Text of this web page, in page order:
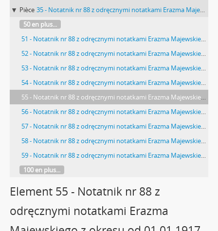
Pièce 35 - Notatnik nr 88 z odręcznymi notatkami Erazma Majewskiego z okresu od 01.01.1917 r. do 25.07.1917 r.
50 en plus...
51 - Notatnik nr 88 z odręcznymi notatkami Erazma Majewskiego z okresu od 01.01.1917 r. do 25.07.1917 r. - strona
52 - Notatnik nr 88 z odręcznymi notatkami Erazma Majewskiego z okresu od 01.01.1917 r. do 25.07.1917 r. - strona
53 - Notatnik nr 88 z odręcznymi notatkami Erazma Majewskiego z okresu od 01.01.1917 r. do 25.07.1917 r. - strona
54 - Notatnik nr 88 z odręcznymi notatkami Erazma Majewskiego z okresu od 01.01.1917 r. do 25.07.1917 r. - strona
55 - Notatnik nr 88 z odręcznymi notatkami Erazma Majewskiego z okresu od 01.01.1917 r. do 25.07.1917 r. - strona
56 - Notatnik nr 88 z odręcznymi notatkami Erazma Majewskiego z okresu od 01.01.1917 r. do 25.07.1917 r. - strona z wklejonym wycinkiem prasowym: "We środe wieczorem […]"
57 - Notatnik nr 88 z odręcznymi notatkami Erazma Majewskiego z okresu od 01.01.1917 r. do 25.07.1917 r. - strona z wklejonym wycinkiem prasowym: "Rewolucja w Rosji […]"
58 - Notatnik nr 88 z odręcznymi notatkami Erazma Majewskiego z okresu od 01.01.1917 r. do 25.07.1917 r. - strona z wklejonym wycinkiem prasowym: "Rozruchy sobotnie […]"
59 - Notatnik nr 88 z odręcznymi notatkami Erazma Majewskiego z okresu od 01.01.1917 r. do 25.07.1917 r. - strona z wklejonym wycinkiem prasowym: "[…] Kurjer Rodzianki do Mikołaja II [...]"
100 en plus...
Element 55 - Notatnik nr 88 z
odręcznymi notatkami Erazma